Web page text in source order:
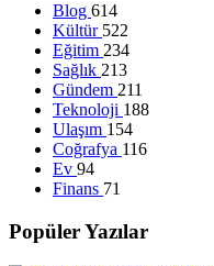
Blog 614
Kültür 522
Eğitim 234
Sağlık 213
Gündem 211
Teknoloji 188
Ulaşım 154
Coğrafya 116
Ev 94
Finans 71
Popüler Yazılar